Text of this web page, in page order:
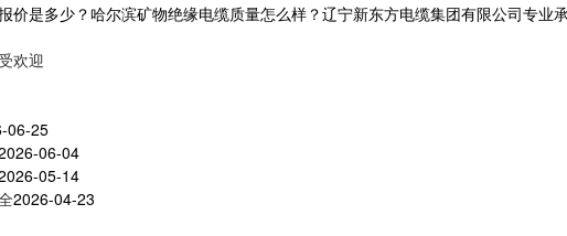
价是多少？哈尔滨矿物绝缘电缆质量怎么样？辽宁新东方电缆集团有限公司专
欢迎
06-25
06-04
05-14
2026-04-23